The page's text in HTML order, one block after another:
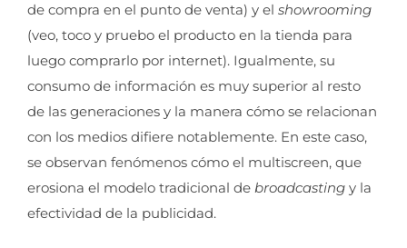
de compra en el punto de venta) y el showrooming
(veo, toco y pruebo el producto en la tienda para
luego comprarlo por internet). Igualmente, su
consumo de información es muy superior al resto
de las generaciones y la manera cómo se relacionan
con los medios difiere notablemente. En este caso,
se observan fenómenos cómo el multiscreen, que
erosiona el modelo tradicional de broadcasting y la
efectividad de la publicidad.